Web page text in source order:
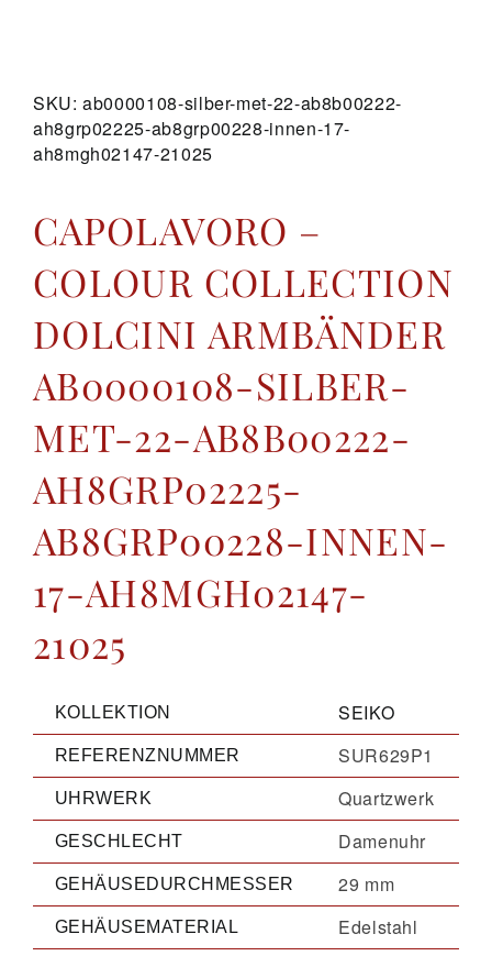
KONTAKT
SKU:ab0000108-silber-met-22-ab8b00222-
ah8grp02225-ab8grp00228-innen-17-
ah8mgh02147-21025
CAPOLAVORO –
COLOUR COLLECTION
DOLCINI ARMBÄNDER
AB0000108-SILBER-
MET-22-AB8B00222-
AH8GRP02225-
AB8GRP00228-INNEN-
17-AH8MGH02147-
21025
KOLLEKTION SEIKO
REFERENZNUMMER SUR629P1
UHRWERK Quartzwerk
GESCHLECHT Damenuhr
GEHÄUSEDURCHMESSER 29 mm
GEHÄUSEMATERIAL Edelstahl